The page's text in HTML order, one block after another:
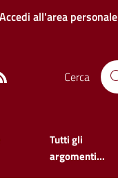
Accedi all'area personale
Cerca
Tutti gli
argomenti...